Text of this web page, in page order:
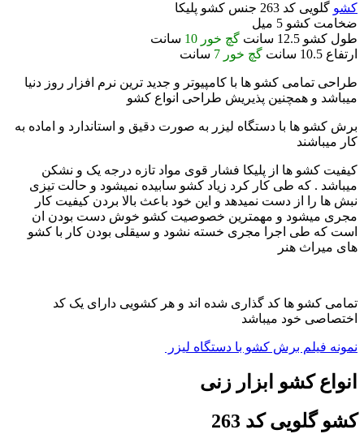
کشو گلویی کد 263 جنس کشو پلیکا
ضخامت کشو 5 میل
طول کشو 12.5 سانت
گچ خور 10
سانت
ارتفاع 10.5 سانت
گچ خور 7 سانت
طراحی تمامی کشو ها با کامپیوتر و جدید ترین نرم افزار روز دنیا
میباشد و همچنین پذیریش طراحی انواع کشو
برش کشو ها با دستگاه لیزر به صورت دقیق و استاندارد و اماده به
کار میباشند
کیفیت کشو ها از پلیکا فشار قوی مواد تازه درجه یک و نشکن
میباشد . که طی کار کرد زیاد کشو سابیده نمیشود و حالت تیزی
نبش ها را از دست نمیدهد و این خود باعث بالا بردن کیفیت کار
مجری میشود و مهمترین خصوصیت کشو خوش دست بودن ان
است که طی اجرا مجری خسته نشود و سیقلی بودن کار با کشو
های میراث هنر
تمامی کشو ها کد گذاری شده اند و هر کشویی دارای یک کد
اختصاصی خود میباشد
نمونه فیلم برش کشو با دستگاه لیزر
انواع کشو ابزار زنی
کشو گلویی کد 263